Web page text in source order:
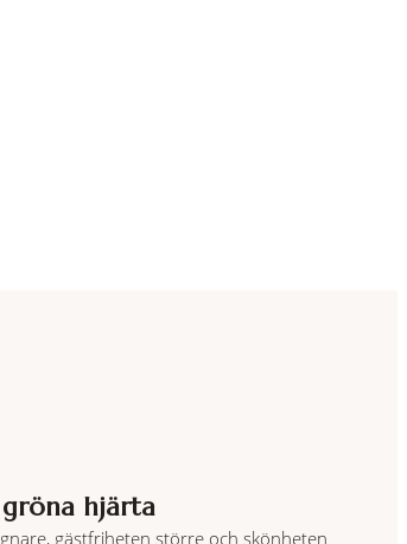
hjärta
gästfriheten större och skönheten